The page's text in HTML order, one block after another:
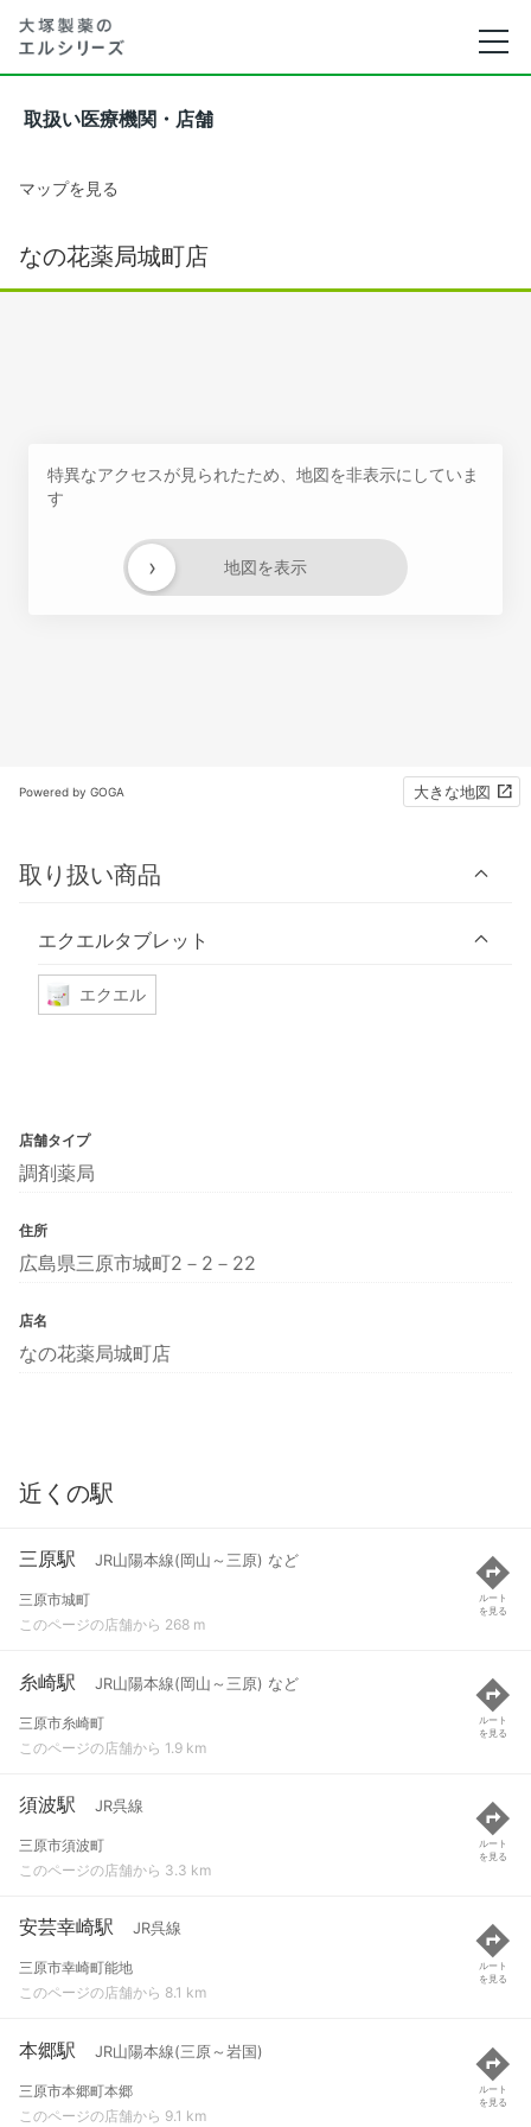
取扱い医療機関・店舗
マップを見る
なの花薬局城町店
特異なアクセスが見られたため、地図を非表示にしていま
す
地図を表示
›
Powered by GOGA 大きな地図
取り扱い商品
エクエルタブレット
エクエル
店舗タイプ
調剤薬局
住所
広島県三原市城町2－2－22
店名
なの花薬局城町店
近くの駅
三原駅 JR山陽本線(岡山～三原) など
三原市城町
このページの店舗から 268 m
ルート
を見る
糸崎駅 JR山陽本線(岡山～三原) など
三原市糸崎町
このページの店舗から 1.9 km
ルート
を見る
須波駅 JR呉線
三原市須波町
このページの店舗から 3.3 km
ルート
を見る
安芸幸崎駅 JR呉線
三原市幸崎町能地
このページの店舗から 8.1 km
ルート
を見る
本郷駅 JR山陽本線(三原～岩国)
三原市本郷町本郷
このページの店舗から 9.1 km
ルート
を見る